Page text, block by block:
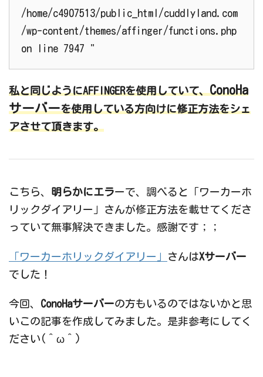
/home/c4907513/public_html/cuddlyland.com
/wp-content/themes/affinger/functions.php
on line 7947 "
私と同じようにAFFINGERを使用していて、ConoHa
サーバーを使用している方向けに修正方法をシェ
アさせて頂きます。
こちら、 明らかにエラーで、調べると「ワーカーホ
リックダイアリー」さんが修正方法を載せてくださ
っていて無事解決できました。感謝です；；
「ワーカーホリックダイアリー」 さんはXサーバー
でした！
今回、 ConoHaサーバーの方もいるのではないかと思
いこの記事を作成してみました。是非参考にしてく
ださい(＾ω＾)